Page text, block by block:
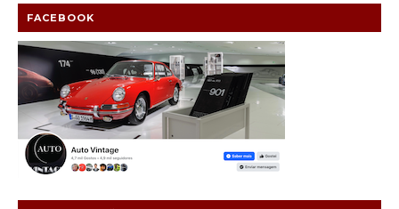
FACEBOOK